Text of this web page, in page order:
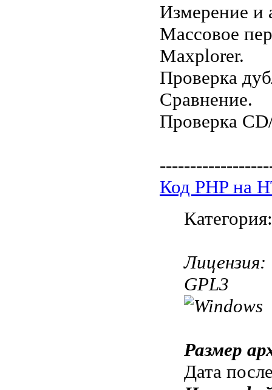
Измерение и
Массовое
Maxplorer.
Проверка
Сравнение.
Проверка
Код PHP на
Лицензия:
GPL3
Размер
Дата